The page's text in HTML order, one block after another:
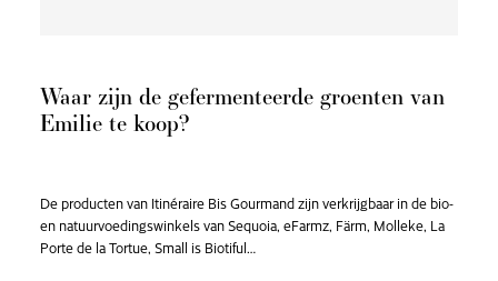
Waar zijn de gefermenteerde groenten van
Emilie te koop?
De producten van Itinéraire Bis Gourmand zijn verkrijgbaar in de bio-
en natuurvoedingswinkels van Sequoia, eFarmz, Färm, Molleke, La
Porte de la Tortue, Small is Biotiful…